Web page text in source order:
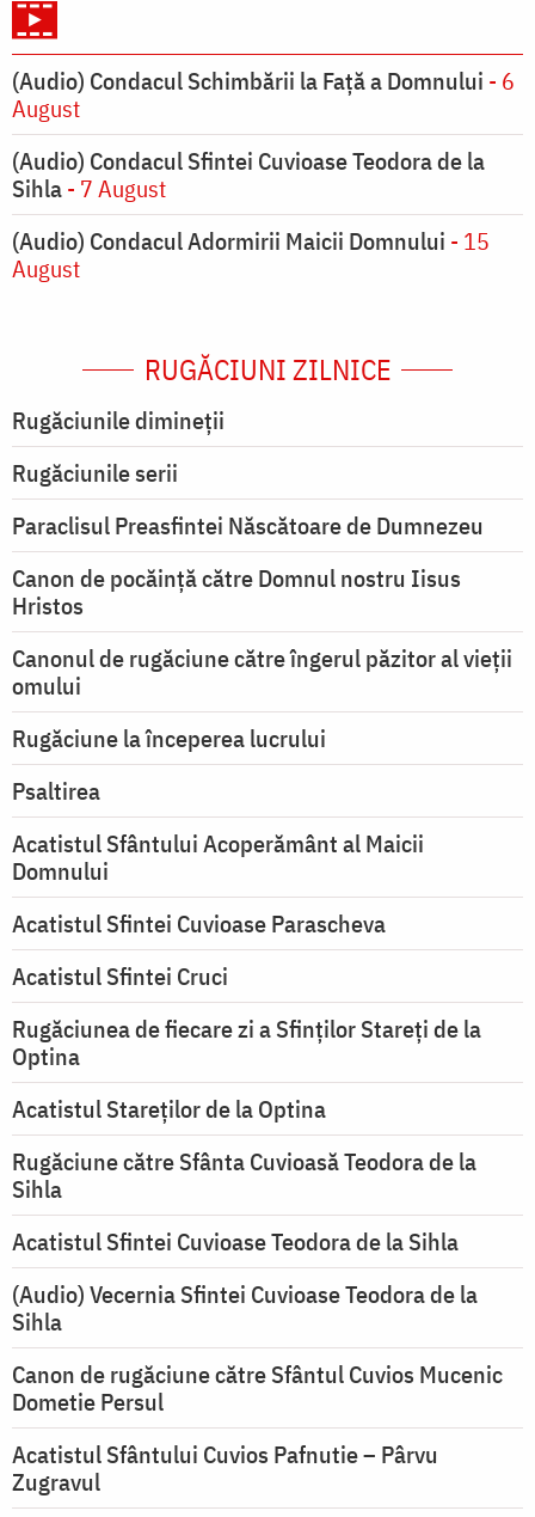
(Audio) Condacul Schimbării la Față a Domnului - 6
August
(Audio) Condacul Sfintei Cuvioase Teodora de la
Sihla- 7 August
(Audio) Condacul Adormirii Maicii Domnului - 15
August
RUGĂCIUNI ZILNICE
Rugăciunile dimineții
Rugăciunile serii
Paraclisul Preasfintei Născătoare de Dumnezeu
Canon de pocăință către Domnul nostru Iisus
Hristos
Canonul de rugăciune către îngerul păzitor al vieții
omului
Rugăciune la începerea lucrului
Psaltirea
Acatistul Sfântului Acoperământ al Maicii
Domnului
Acatistul Sfintei Cuvioase Parascheva
Acatistul Sfintei Cruci
Rugăciunea de fiecare zi a Sfinților Stareți de la
Optina
Acatistul Stareţilor de la Optina
Rugăciune către Sfânta Cuvioasă Teodora de la
Sihla
Acatistul Sfintei Cuvioase Teodora de la Sihla
(Audio) Vecernia Sfintei Cuvioase Teodora de la
Sihla
Canon de rugăciune către Sfântul Cuvios Mucenic
Dometie Persul
Acatistul Sfântului Cuvios Pafnutie – Pârvu
Zugravul